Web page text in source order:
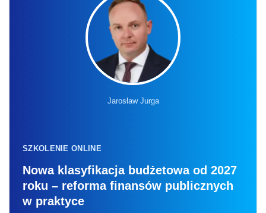
Jarosław Jurga
SZKOLENIE ONLINE
Nowa klasyfikacja budżetowa od 2027
roku – reforma finansów publicznych
w praktyce